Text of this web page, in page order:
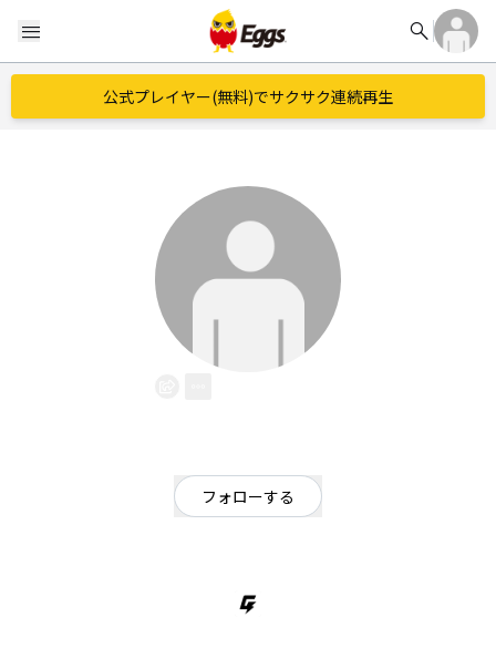
menu search
公式プレイヤー(無料)でサクサク連続再生
フォローする